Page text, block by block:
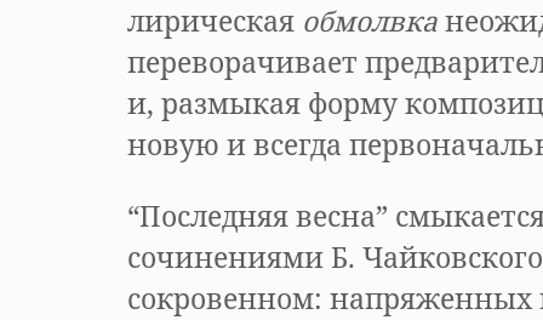
лирическая обмолвка
переворачивает
и, размыкая форму
новую и всегда
“Последняя весна”
сочинениями Б.
сокровенном: напряженных